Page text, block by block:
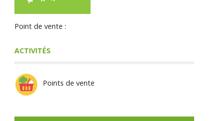
Point de vente :
ACTIVITÉS
Points de vente